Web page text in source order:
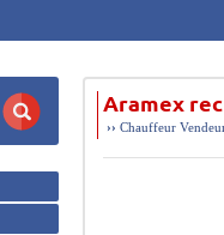
Aramex
››Chauffeur